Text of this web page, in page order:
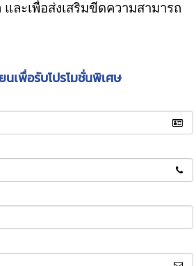
ละเพื่อส่งเสริมขีดความสามารถ
นเพื่อรับโปรโมชั่นพิเศษ